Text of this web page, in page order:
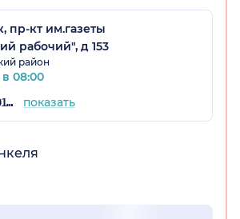
пр-кт им.газеты
рабочий", д 153
район
08:00
+7 (904) 954-01-76 показать